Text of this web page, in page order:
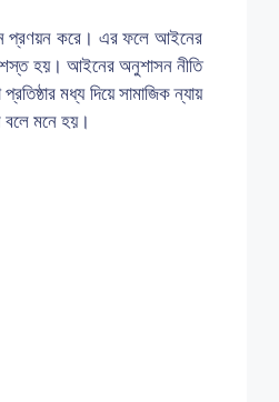
প্রণয়ন করে। এর ফলে আইনের
হয়। আইনের অনুশাসন নীতি
মধ্য দিয়ে সামাজিক ন্যায়
বলে মনে হয়।